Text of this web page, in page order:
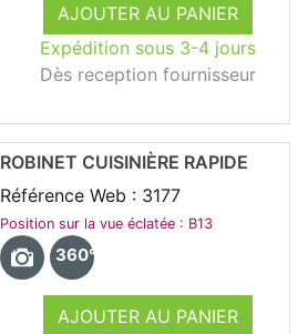
AJOUTER AU PANIER
Expédition sous 3-4 jours
Dès reception fournisseur
AJOUTER AU PANIER
ROBINET CUISINIÈRE RAPIDE
Référence Web : 3177
Position sur la vue éclatée : B13
360°